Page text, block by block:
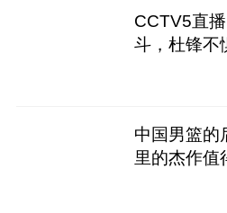
CCTV5直
斗，杜锋不
中国男篮的
里的杰作值